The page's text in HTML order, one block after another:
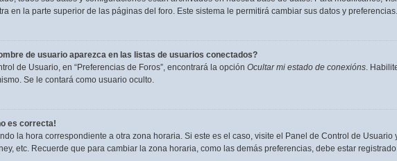
en la parte superior de las páginas del foro. Este sistema le permitirá cambiar sus datos y preferencias.
de usuario aparezca en las listas de usuarios conectados?
de Usuario, en “Preferencias de Foros”, encontrará la opción Ocultar mi estado de conexións.
Se le contará como usuario oculto.
es correcta!
la hora correspondiente a otra zona horaria. Si este es el caso, visite el Panel de Control de
etc. Recuerde que para cambiar la zona horaria, como las demás preferencias, debe estar